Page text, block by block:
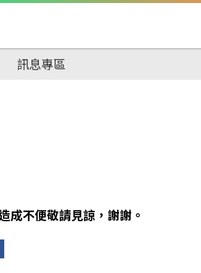
訊息專區
成不便敬請見諒，謝謝。